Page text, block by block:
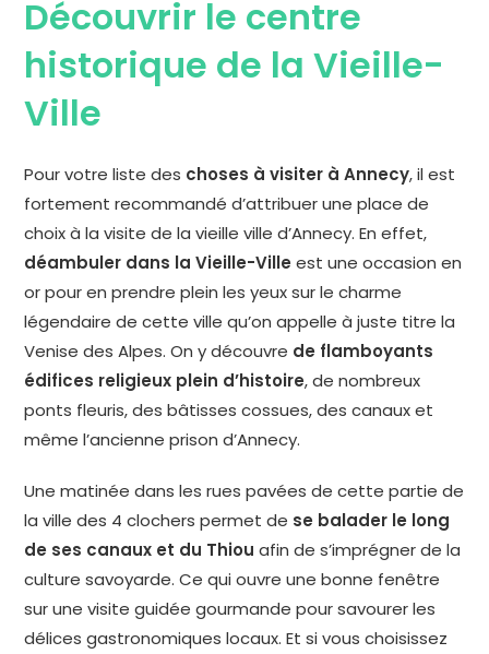
Découvrir le centre
historique de la Vieille-
Ville
Pour votre liste des choses à visiter à Annecy, il est
fortement recommandé d’attribuer une place de
choix à la visite de la vieille ville d’Annecy. En effet,
déambuler dans la Vieille-Ville est une occasion en
or pour en prendre plein les yeux sur le charme
légendaire de cette ville qu’on appelle à juste titre la
Venise des Alpes. On y découvre de flamboyants
édifices religieux plein d’histoire, de nombreux
ponts fleuris, des bâtisses cossues, des canaux et
même l’ancienne prison d’Annecy.
Une matinée dans les rues pavées de cette partie de
la ville des 4 clochers permet de se balader le long
de ses canaux et du Thiou afin de s’imprégner de la
culture savoyarde. Ce qui ouvre une bonne fenêtre
sur une visite guidée gourmande pour savourer les
délices gastronomiques locaux. Et si vous choisissez